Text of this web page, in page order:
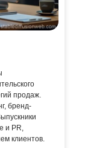
продаж.
бренд-
и PR,
клиентов.